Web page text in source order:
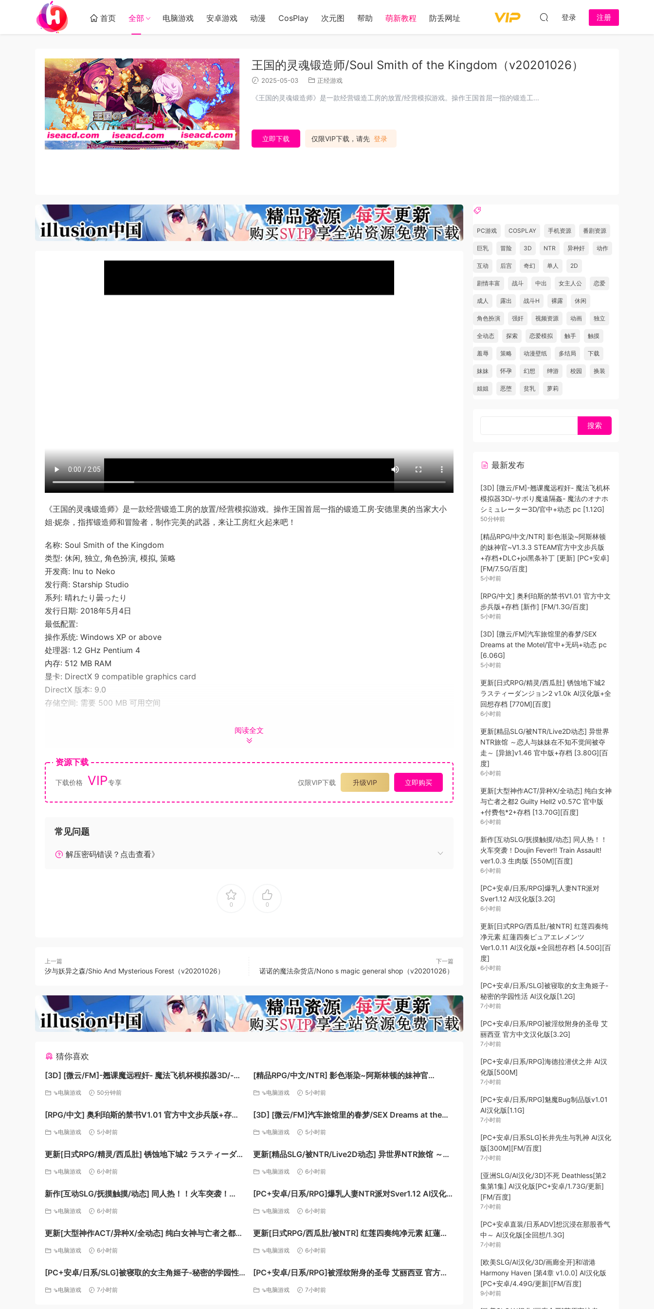
首页 全部 电脑游戏 安卓游戏 动漫 CosPlay 次元图 帮助 萌新教程 防丢网址 登录 注册
王国的灵魂锻造师/Soul Smith of the Kingdom（v20201026）
2025-05-03 正经游戏
《王国的灵魂锻造师》是一款经营锻造工房的放置/经营模拟游戏。操作王国首屈一指的锻造工...
仅限VIP下载，请先 登录
立即下载
《王国的灵魂锻造师》是一款经营锻造工房的放置/经营模拟游戏。操作王国首屈一指的锻造工房·安德里奥的当家大小
姐·妮奈，指挥锻造师和冒险者，制作完美的武器，来让工房红火起来吧！
名称: Soul Smith of the Kingdom
类型: 休闲, 独立, 角色扮演, 模拟, 策略
开发商: Inu to Neko
发行商: Starship Studio
系列: 晴れたり曇ったり
发行日期: 2018年5月4日
最低配置:
操作系统: Windows XP or above
处理器: 1.2 GHz Pentium 4
内存: 512 MB RAM
显卡: DirectX 9 compatible graphics card
DirectX 版本: 9.0
存储空间: 需要 500 MB 可用空间
某日，父亲将工房的经营活动全权托付给了这个女孩……
以打造出最强武器『Soul Smith』为目标，从打造最简单的铜匕首开始，磨炼锻造师，来制作各种各样的武器吧~！
培养一流锻造师！
通过锻炼锻造师的技能，以及提升工房的水平，通过继承系统一代一代强化的你锻造师，培养出超一流的锻造师吧~！
啦！
阅读全文
资源下载
下载价格 VIP专享 仅限VIP下载 升级VIP 立即购买
常见问题
解压密码错误？点击查看》
0 0
上一篇
汐与妖异之森/Shio And Mysterious Forest（v20201026）
下一篇
诺诺的魔法杂货店/Nono s magic general shop（v20201026）
猜你喜欢
[3D] [微云/FM]-翘课魔远程奸- 魔法飞机杯模拟器3D/-サ
ボり魔遠隔姦- 魔法のオナホシミュレーター3D/官中+动
⇘电脑游戏 50分钟前
[精品RPG/中文/NTR] 影色渐染~阿斯林顿的妹神官
~V1.3.3 STEAM官方中文步兵版+存档+DLC+joi黑条补
⇘电脑游戏 5小时前
[RPG/中文] 奥利珀斯的禁书V1.01 官方中文步兵版+存档
[新作] [FM/1.3G/百度]
⇘电脑游戏 5小时前
[3D] [微云/FM]汽车旅馆里的春梦/SEX Dreams at the
Motel/官中+无码+动态 pc [6.06G]
⇘电脑游戏 5小时前
更新[日式RPG/精灵/西瓜肚] 锈蚀地下城2 ラスティーダン
ジョン2 v1.0k AI汉化版+全回想存档 [770M][百度]
⇘电脑游戏 6小时前
更新[精品SLG/被NTR/Live2D动态] 异世界NTR旅馆 ～恋
人与妹妹在不知不觉间被夺走～ [异旅]v1.46 官中版+存档
⇘电脑游戏 6小时前
新作[互动SLG/抚摸触摸/动态] 同人热！！火车突袭！
Doujin Fever!! Train Assault! ver1.0.3 生肉版 [550M]
⇘电脑游戏 6小时前
[PC+安卓/日系/RPG]爆乳人妻NTR派对Sver1.12 AI汉化
版[3.2G]
⇘电脑游戏 6小时前
更新[大型神作ACT/异种X/全动态] 纯白女神与亡者之都2
Guilty Hell2 v0.57C 官中版+付费包*2+存档 [13.70G]
⇘电脑游戏 6小时前
更新[日式RPG/西瓜肚/被NTR] 红莲四奏纯净元素 紅蓮四
奏ピュアエレメンツ Ver1.0.11 AI汉化版+全回想存档
⇘电脑游戏 6小时前
[PC+安卓/日系/SLG]被寝取的女主角姬子-秘密的学园性
活 AI汉化版[1.2G]
⇘电脑游戏 7小时前
[PC+安卓/日系/RPG]被淫纹附身的圣母 艾丽西亚 官方中
文汉化版[3.2G]
⇘电脑游戏 7小时前
PC游戏 COSPLAY 手机资源 番剧资源
巨乳 冒险 3D NTR 异种奸 动作
互动 后宫 奇幻 单人 2D
剧情丰富 战斗 中出 女主人公 恋爱
成人 露出 战斗H 裸露 休闲
角色扮演 强奸 视频资源 动画 独立
全动态 探索 恋爱模拟 触手 触摸
羞辱 策略 动漫壁纸 多结局 下载
妹妹 怀孕 幻想 绅游 校园 换装
姐姐 恶堕 贫乳 萝莉
最新发布
[3D] [微云/FM]-翘课魔远程奸- 魔法飞机杯
模拟器3D/-サボり魔遠隔姦- 魔法のオナホ
シミュレーター3D/官中+动态 pc [1.12G]
50分钟前
[精品RPG/中文/NTR] 影色渐染~阿斯林顿
的妹神官~V1.3.3 STEAM官方中文步兵版
+存档+DLC+joi黑条补丁 [更新] [PC+安卓]
[FM/7.5G/百度]
5小时前
[RPG/中文] 奥利珀斯的禁书V1.01 官方中文
步兵版+存档 [新作] [FM/1.3G/百度]
5小时前
[3D] [微云/FM]汽车旅馆里的春梦/SEX
Dreams at the Motel/官中+无码+动态 pc
[6.06G]
5小时前
更新[日式RPG/精灵/西瓜肚] 锈蚀地下城2
ラスティーダンジョン2 v1.0k AI汉化版+全
回想存档 [770M][百度]
6小时前
更新[精品SLG/被NTR/Live2D动态] 异世界
NTR旅馆 ～恋人与妹妹在不知不觉间被夺
走～ [异旅]v1.46 官中版+存档 [3.80G][百
度]
6小时前
更新[大型神作ACT/异种X/全动态] 纯白女神
与亡者之都2 Guilty Hell2 v0.57C 官中版
+付费包*2+存档 [13.70G][百度]
6小时前
新作[互动SLG/抚摸触摸/动态] 同人热！！
火车突袭！Doujin Fever!! Train Assault!
ver1.0.3 生肉版 [550M][百度]
6小时前
[PC+安卓/日系/RPG]爆乳人妻NTR派对
Sver1.12 AI汉化版[3.2G]
6小时前
更新[日式RPG/西瓜肚/被NTR] 红莲四奏纯
净元素 紅蓮四奏ピュアエレメンツ
Ver1.0.11 AI汉化版+全回想存档 [4.50G][百
度]
6小时前
[PC+安卓/日系/SLG]被寝取的女主角姬子-
秘密的学园性活 AI汉化版[1.2G]
7小时前
[PC+安卓/日系/RPG]被淫纹附身的圣母 艾
丽西亚 官方中文汉化版[3.2G]
7小时前
[PC+安卓/日系/RPG]海德拉潜伏之井 AI汉
化版[500M]
7小时前
[PC+安卓/日系/RPG]魅魔Bug制品版v1.01
AI汉化版[1.1G]
7小时前
[PC+安卓/日系SLG]长井先生与乳神 AI汉化
版[300M][FM/百度]
7小时前
[亚洲SLG/AI汉化/3D]不死 Deathless[第2
集第1集] AI汉化版[PC+安卓/1.73G/更新]
[FM/百度]
7小时前
[PC+安卓直装/日系ADV]想沉浸在那股香气
中～ AI汉化版[全回想/1.3G]
7小时前
[欧美SLG/AI汉化/3D/画廊全开]和谐港
Harmony Haven [第4章 v1.0.0] AI汉化版
[PC+安卓/4.49G/更新][FM/百度]
9小时前